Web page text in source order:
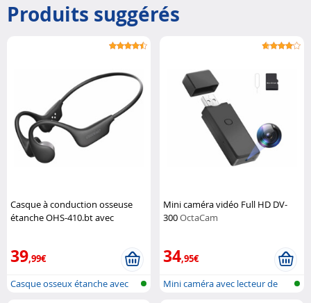
Produits suggérés
Casque à conduction osseuse
étanche OHS-410.bt avec
39,99€
Casque osseux étanche avec
Mini caméra vidéo Full HD DV-
300OctaCam
34,95€
Mini caméra avec lecteur de